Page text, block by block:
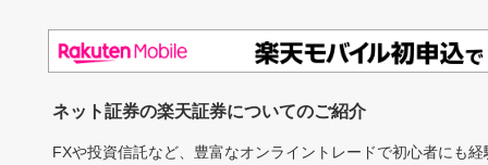
ネット証券の楽天証券についてのご紹介
FXや投資信託など、豊富なオンライントレードで初心者にも